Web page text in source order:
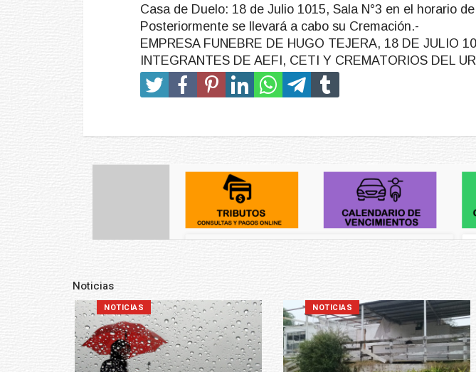
Casa de Duelo: 18 de Julio 1015, Sala N°3 en el horario
Posteriormente se llevará a cabo su Cremación.-
EMPRESA FUNEBRE DE HUGO TEJERA, 18 DE JULIO
INTEGRANTES DE AEFI, CETI Y CREMATORIOS DEL
Noticias